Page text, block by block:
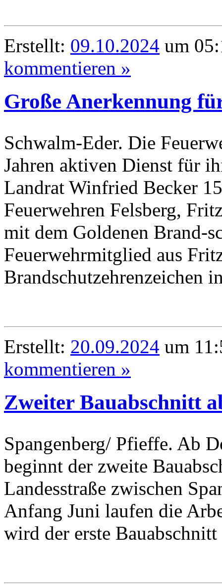
Erstellt: 09.10.2024 um
kommentieren »
Große Anerkennung
Schwalm-Eder. Die
Jahren aktiven Dienst für
Landrat Winfried Becker
Feuerwehren Felsberg,
mit dem Goldenen Brand-
Feuerwehrmitglied aus
Brandschutzehrenzeichen
Erstellt: 20.09.2024 um
kommentieren »
Zweiter Bauabschnitt
Spangenberg/ Pfieffe. Ab
beginnt der zweite
Landesstraße zwischen
Anfang Juni laufen die
wird der erste